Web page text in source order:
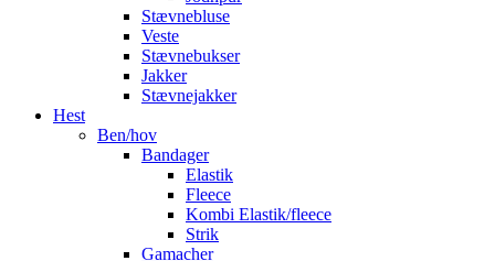
Stævnebluse
Veste
Stævnebukser
Jakker
Stævnejakker
Hest
Ben/hov
Bandager
Elastik
Fleece
Kombi Elastik/fleece
Strik
Gamacher